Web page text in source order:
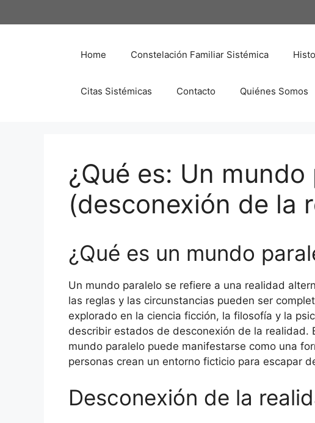
al
Home Constelación Familiar Sistémica
Citas Sistémicas Contacto Quiénes Somos
¿Qué es: Un mundo
(desconexión de la
¿Qué es un mundo
Un mundo paralelo se refiere a una realidad
las reglas y las circunstancias pueden ser
explorado en la ciencia ficción, la filosofía y la
describir estados de desconexión de la realidad.
mundo paralelo puede manifestarse como una
personas crean un entorno ficticio para escapar
Desconexión de la